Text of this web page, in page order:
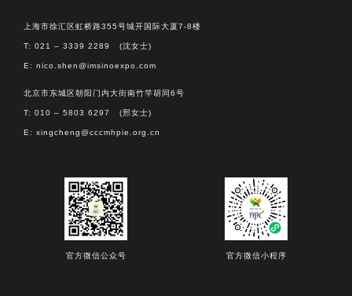
上海市徐汇区虹桥路355号城开国际大厦7-8楼
T: 021 – 3339 2289 (沈女士)
E: nico.shen@imsinoexpo.com
北京市东城区朝阳门内大街南竹竿胡同6号
T: 010 – 5803 6297 (邢女士)
E: xingcheng@cccmhpie.org.cn
官方微信公众号 官方微信小程序